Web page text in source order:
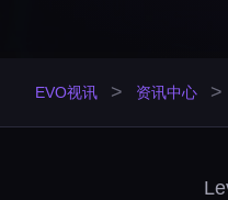
EVO视讯 > 资讯中心 >